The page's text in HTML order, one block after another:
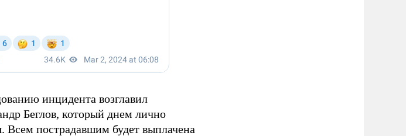
инцидента возглавил
Беглов, который днем лично
Всем пострадавшим будет выплачена